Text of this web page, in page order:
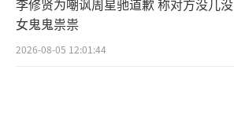
女鬼鬼祟祟
2026-08-05 12:01:44